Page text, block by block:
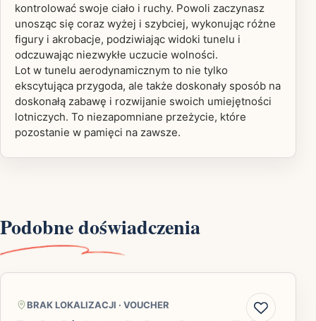
kontrolować swoje ciało i ruchy. Powoli zaczynasz
unosząc się coraz wyżej i szybciej, wykonując różne
figury i akrobacje, podziwiając widoki tunelu i
odczuwając niezwykłe uczucie wolności.
Lot w tunelu aerodynamicznym to nie tylko
ekscytująca przygoda, ale także doskonały sposób na
doskonałą zabawę i rozwijanie swoich umiejętności
lotniczych. To niezapomniane przeżycie, które
pozostanie w pamięci na zawsze.
Podobne doświadczenia
BRAK LOKALIZACJI · VOUCHER